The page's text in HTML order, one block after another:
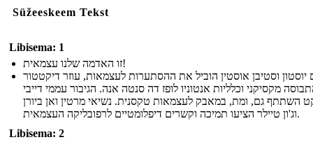
Süžeeskeem Tekst
Libisema: 1
זו האדמה שלנו עצמאית!
יוסטון וסטיבן אוסטין הוביל את ההסתערות לעצמאות, עוזר דיקטטור
מקסיקני וכלליות אנטוניו לופז דה סנטה אנה. הגיבור עממי דייבי
השתתף גם, ומת, במאבק לעצמאות טקסנית. נשיאי מרטין ואן ביורן
וג'ון טיילר הציעו תמיכה וקשרים דיפלומטיים לרפובליקה העצמאית.
Libisema: 2